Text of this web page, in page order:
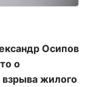
Осипов
о
взрыва жилого